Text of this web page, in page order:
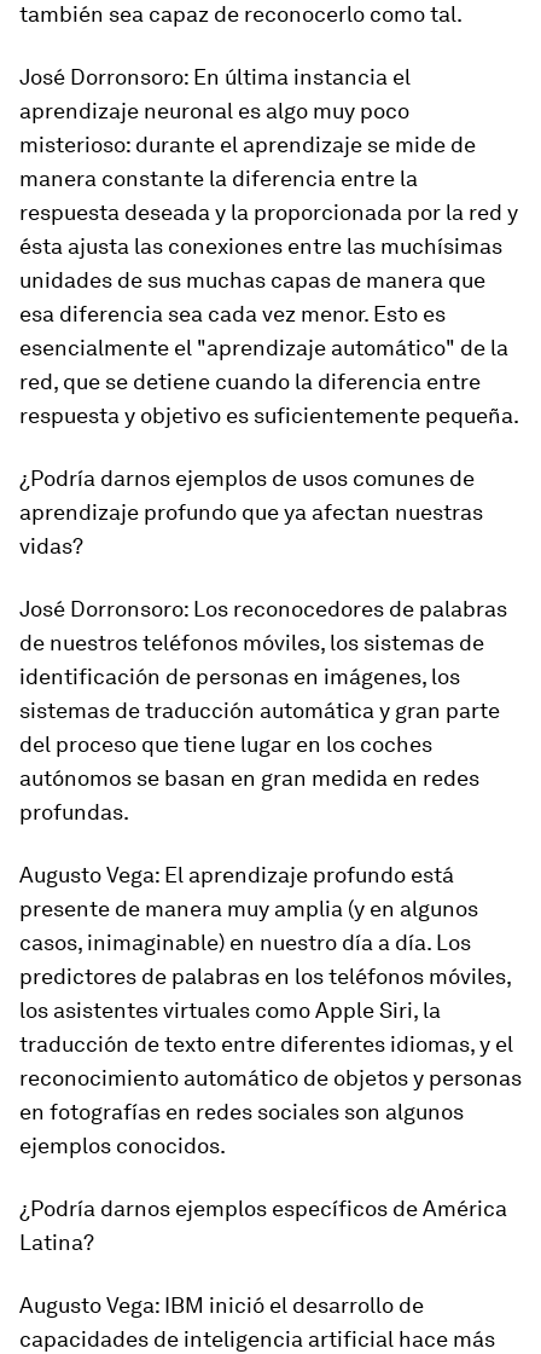
también sea capaz de reconocerlo como tal.
José Dorronsoro: En última instancia el
aprendizaje neuronal es algo muy poco
misterioso: durante el aprendizaje se mide de
manera constante la diferencia entre la
respuesta deseada y la proporcionada por la red y
ésta ajusta las conexiones entre las muchísimas
unidades de sus muchas capas de manera que
esa diferencia sea cada vez menor. Esto es
esencialmente el "aprendizaje automático" de la
red, que se detiene cuando la diferencia entre
respuesta y objetivo es suficientemente pequeña.
¿Podría darnos ejemplos de usos comunes de
aprendizaje profundo que ya afectan nuestras
vidas?
José Dorronsoro: Los reconocedores de palabras
de nuestros teléfonos móviles, los sistemas de
identificación de personas en imágenes, los
sistemas de traducción automática y gran parte
del proceso que tiene lugar en los coches
autónomos se basan en gran medida en redes
profundas.
Augusto Vega: El aprendizaje profundo está
presente de manera muy amplia (y en algunos
casos, inimaginable) en nuestro día a día. Los
predictores de palabras en los teléfonos móviles,
los asistentes virtuales como Apple Siri, la
traducción de texto entre diferentes idiomas, y el
reconocimiento automático de objetos y personas
en fotografías en redes sociales son algunos
ejemplos conocidos.
¿Podría darnos ejemplos específicos de América
Latina?
Augusto Vega: IBM inició el desarrollo de
capacidades de inteligencia artificial hace más